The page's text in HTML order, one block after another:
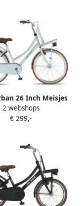
26 Inch Meisjes
Lichtblauw
2 webshops
€ 299,-